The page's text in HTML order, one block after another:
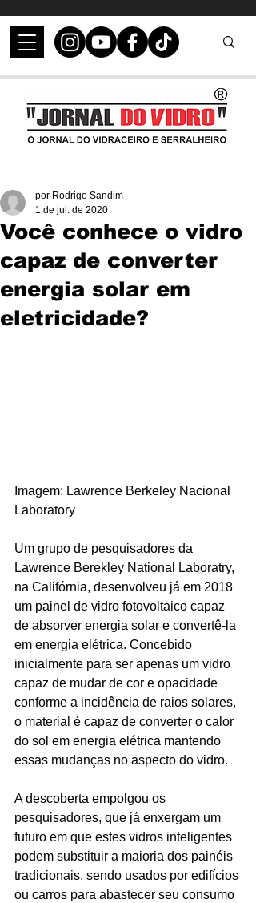
Você conhece o vidro
capaz de converter
energia solar em
eletricidade?
por Rodrigo Sandim
1 de jul. de 2020
Imagem: Lawrence Berkeley Nacional
Laboratory
Um grupo de pesquisadores da
Lawrence Berekley National Laboratry,
na Califórnia, desenvolveu já em 2018
um painel de vidro fotovoltaico capaz
de absorver energia solar e convertê-la
em energia elétrica. Concebido
inicialmente para ser apenas um vidro
capaz de mudar de cor e opacidade
conforme a incidência de raios solares,
o material é capaz de converter o calor
do sol em energia elétrica mantendo
essas mudanças no aspecto do vidro.
A descoberta empolgou os
pesquisadores, que já enxergam um
futuro em que estes vidros inteligentes
podem substituir a maioria dos painéis
tradicionais, sendo usados por edifícios
ou carros para abastecer seu consumo